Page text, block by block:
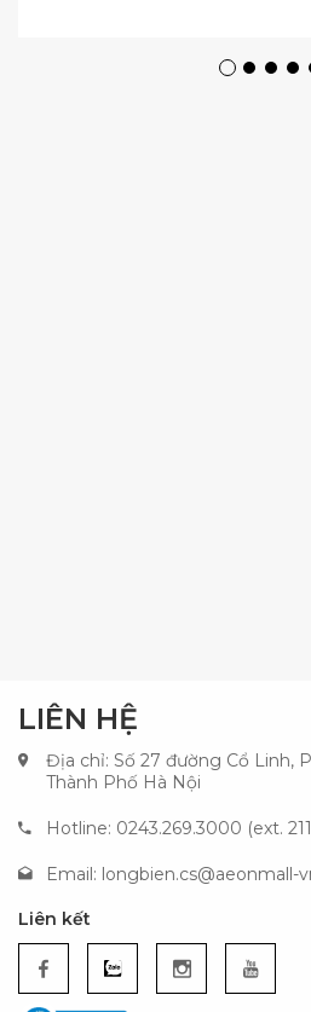
LIÊN HỆ
Địa chỉ: Số 27 đường Cổ Linh,
Thành Phố Hà Nội
Hotline: 0243.269.3000 (ext.
Email: longbien.cs@aeonmall-
Liên kết